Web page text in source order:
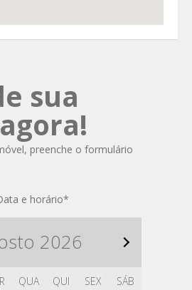
sua
preenche o formulário
e horário*
2026
QUA QUI SEX SÁB